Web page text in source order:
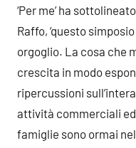
‘Per me’ ha
Raffo, ‘questo
orgoglio. La cosa che
crescita in modo
ripercussioni
attività commerciali ed
famiglie sono ormai